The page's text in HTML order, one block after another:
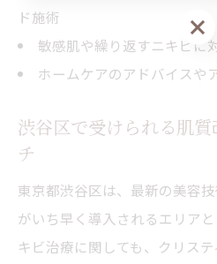
ド施術
敏感肌や繰り返すニキビに
ホームケアのアドバイスや
渋谷区で受けられる肌
チ
東京都渋谷区は、最新の美容
がいち早く導入されるエリア
キビ治療に関しても、クリス
お問い合わせ